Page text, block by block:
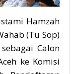
Hamzah
(Tu Sop)
Calon
ke Komisi